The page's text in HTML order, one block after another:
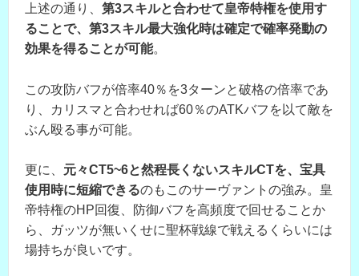
上述の通り、 第3スキルと合わせて皇帝特権を使用す
ることで、第3スキル最大強化時は確定で確率発動の
効果を得ることが可能。
この攻防バフが倍率40％を3ターンと破格の倍率であ
り、カリスマと合わせれば60％のATKバフを以て敵を
ぶん殴る事が可能。
更に、 元々CT5~6と然程長くないスキルCTを、宝具
使用時に短縮できるのもこのサーヴァントの強み。皇
帝特権のHP回復、防御バフを高頻度で回せることか
ら、ガッツが無いくせに聖杯戦線で戦えるくらいには
場持ちが良いです。